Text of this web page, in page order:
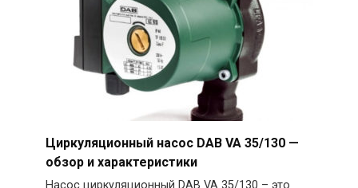
Циркуляционный насос DAB VA 35/130 —
обзор и характеристики